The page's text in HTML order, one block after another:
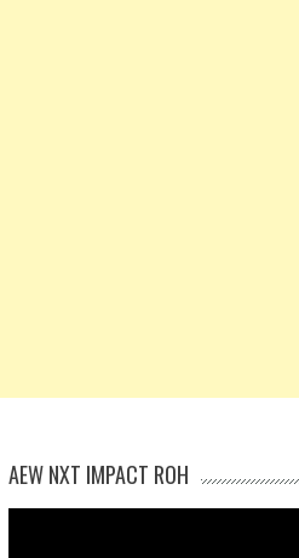
AEW NXT IMPACT ROH